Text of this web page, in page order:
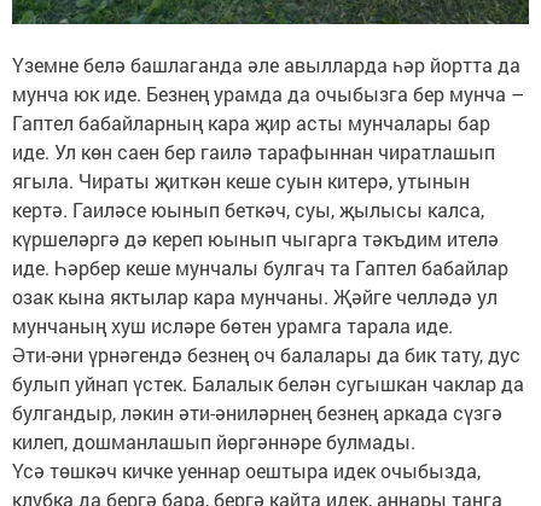
Үземне белә башлаганда әле авылларда һәр йортта да
мунча юк иде. Безнең урамда да очыбызга бер мунча –
Гаптел бабайларның кара җир асты мунчалары бар
иде. Ул көн саен бер гаилә тарафыннан чиратлашып
ягыла. Чираты җиткән кеше суын китерә, утынын
кертә. Гаиләсе юынып беткәч, суы, җылысы калса,
күршеләргә дә кереп юынып чыгарга тәкъдим ителә
иде. Һәрбер кеше мунчалы булгач та Гаптел бабайлар
озак кына яктылар кара мунчаны. Җәйге челләдә ул
мунчаның хуш исләре бөтен урамга тарала иде.
Әти-әни үрнәгендә безнең оч балалары да бик тату, дус
булып уйнап үстек. Балалык белән сугышкан чаклар да
булгандыр, ләкин әти-әниләрнең безнең аркада сүзгә
килеп, дошманлашып йөргәннәре булмады.
Үсә төшкәч кичке уеннар оештыра идек очыбызда,
клубка да бергә бара, бергә кайта идек, аннары таңга